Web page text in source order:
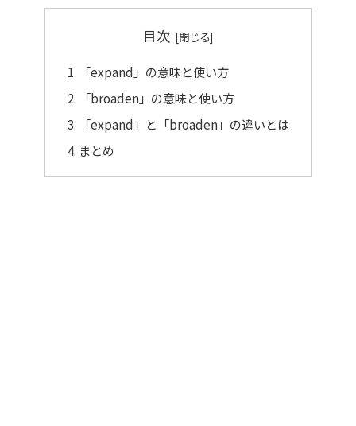
目次
「expand」の意味と使い方
「broaden」の意味と使い方
「expand」と「broaden」の違いとは
まとめ